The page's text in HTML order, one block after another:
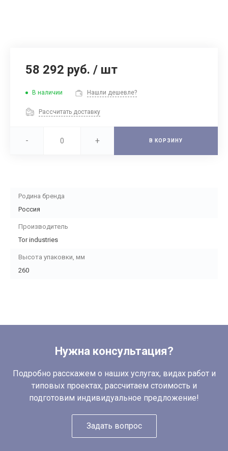
58 292 руб. / шт
В наличии Нашли дешевле?
Рассчитать доставку
- + В КОРЗИНУ
Родина бренда
Россия
Производитель
Tor industries
Высота упаковки, мм
260
Нужна консультация?
Подробно расскажем о наших услугах, видах работ и
типовых проектах, рассчитаем стоимость и
подготовим индивидуальное предложение!
Задать вопрос